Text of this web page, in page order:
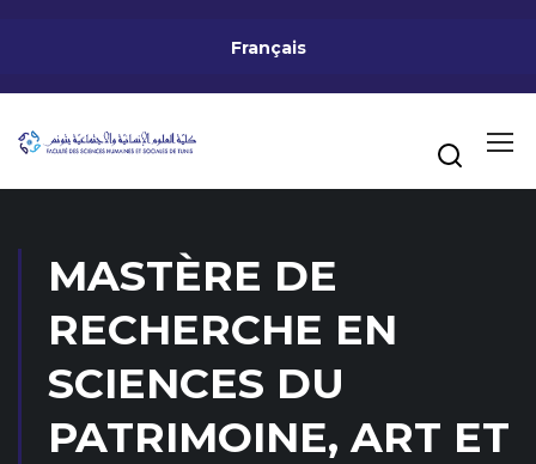
Français
MASTÈRE DE
RECHERCHE EN
SCIENCES DU
PATRIMOINE, ART ET